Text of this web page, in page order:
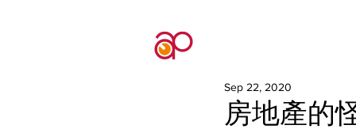
房地產的
Sep 22, 2020